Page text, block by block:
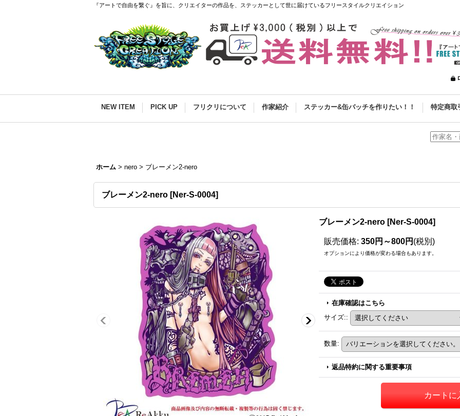
『アートで自由を繋ぐ』を旨に、クリエイターの作品を、ステッカーとして世に届けているフリースタイルクリエイション
NEW ITEM PICK UP フリクリについて 作家紹介 ステッカー&缶バッチを作りたい！！ 特定商取
ホーム > nero > ブレーメン2-nero
ブレーメン2-nero [Ner-S-0004]
ブレーメン2-nero [Ner-S-0004]
販売価格: 350円～800円 (税別)
オプションにより価格が変わる場合もあります。
在庫確認はこちら
サイズ::
数量:
返品特約に関する重要事項